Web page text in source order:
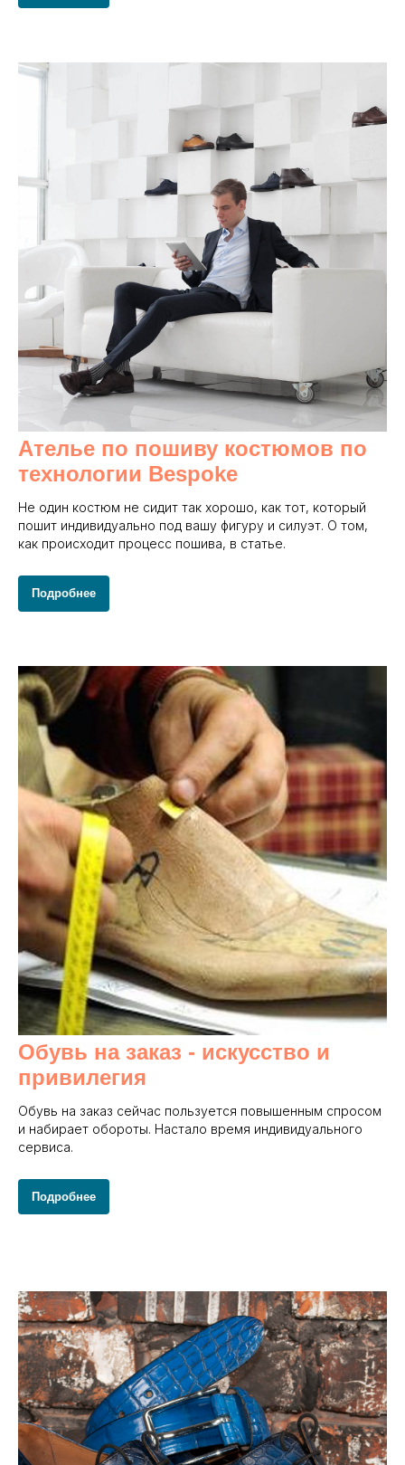
Ателье по пошиву костюмов по
технологии Bespoke
Не один костюм не сидит так хорошо, как тот, который
пошит индивидуально под вашу фигуру и силуэт. О том,
как происходит процесс пошива, в статье.
Подробнее
Обувь на заказ - искусство и
привилегия
Обувь на заказ сейчас пользуется повышенным спросом
и набирает обороты. Настало время индивидуального
сервиса.
Подробнее